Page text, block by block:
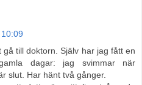
till doktorn. Själv har jag fått en
dagar: jag svimmar när
slut. Har hänt två gånger.